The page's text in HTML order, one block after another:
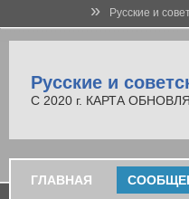
» Русские и
Русские и
С 2020 г. КАРТА
ГЛАВНАЯ